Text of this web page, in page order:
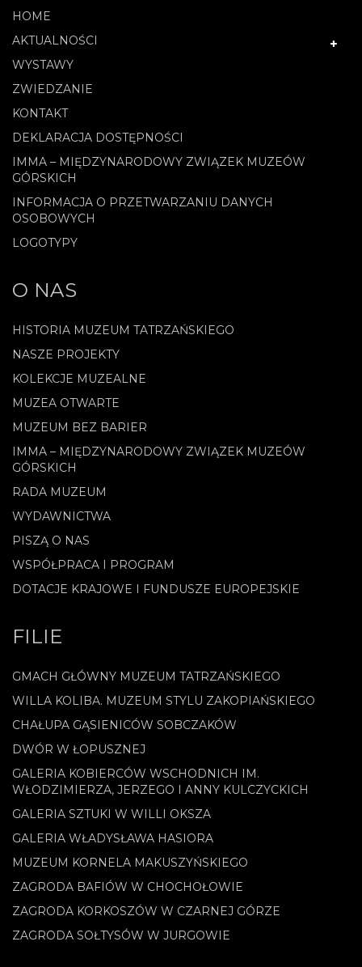
HOME
AKTUALNOŚCI
WYSTAWY
ZWIEDZANIE
KONTAKT
DEKLARACJA DOSTĘPNOŚCI
IMMA – MIĘDZYNARODOWY ZWIĄZEK MUZEÓW
GÓRSKICH
INFORMACJA O PRZETWARZANIU DANYCH
OSOBOWYCH
LOGOTYPY
O NAS
HISTORIA MUZEUM TATRZAŃSKIEGO
NASZE PROJEKTY
KOLEKCJE MUZEALNE
MUZEA OTWARTE
MUZEUM BEZ BARIER
IMMA – MIĘDZYNARODOWY ZWIĄZEK MUZEÓW
GÓRSKICH
RADA MUZEUM
WYDAWNICTWA
PISZĄ O NAS
WSPÓŁPRACA I PROGRAM
DOTACJE KRAJOWE I FUNDUSZE EUROPEJSKIE
FILIE
GMACH GŁÓWNY MUZEUM TATRZAŃSKIEGO
WILLA KOLIBA. MUZEUM STYLU ZAKOPIAŃSKIEGO
CHAŁUPA GĄSIENICÓW SOBCZAKÓW
DWÓR W ŁOPUSZNEJ
GALERIA KOBIERCÓW WSCHODNICH IM.
WŁODZIMIERZA, JERZEGO I ANNY KULCZYCKICH
GALERIA SZTUKI W WILLI OKSZA
GALERIA WŁADYSŁAWA HASIORA
MUZEUM KORNELA MAKUSZYŃSKIEGO
ZAGRODA BAFIÓW W CHOCHOŁOWIE
ZAGRODA KORKOSZÓW W CZARNEJ GÓRZE
ZAGRODA SOŁTYSÓW W JURGOWIE